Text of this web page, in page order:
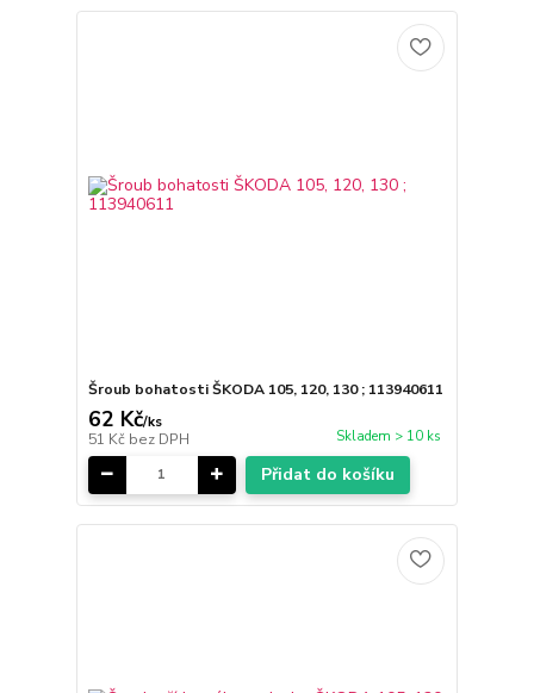
Šroub bohatosti ŠKODA 105, 120, 130 ; 113940611
62 Kč/ks
51 Kč bez DPH Skladem > 10 ks
Přidat do košíku